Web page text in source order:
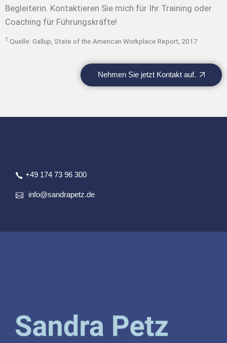
Begleiterin. Kontaktieren Sie mich für Ihr Training oder
Coaching für Führungskräfte!
1 Quelle: Gallup, State of the American Workplace Report, 2017
Nehmen Sie jetzt Kontakt auf.
+49 174 73 96 300
info@sandrapetz.de